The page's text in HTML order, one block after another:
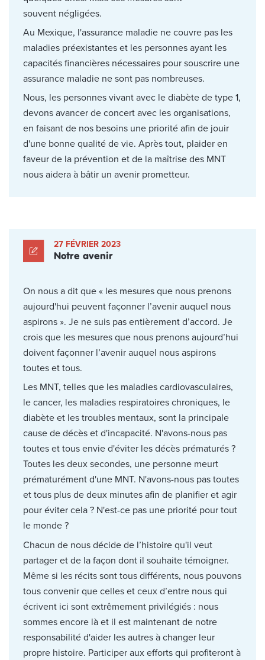
souvent négligées.
Au Mexique, l'assurance maladie ne couvre pas les
maladies préexistantes et les personnes ayant les
capacités financières nécessaires pour souscrire une
assurance maladie ne sont pas nombreuses.
Nous, les personnes vivant avec le diabète de type 1,
devons avancer de concert avec les organisations,
en faisant de nos besoins une priorité afin de jouir
d'une bonne qualité de vie. Après tout, plaider en
faveur de la prévention et de la maîtrise des MNT
nous aidera à bâtir un avenir prometteur.
27 FÉVRIER 2023
Notre avenir
On nous a dit que « les mesures que nous prenons
aujourd'hui peuvent façonner l’avenir auquel nous
aspirons ». Je ne suis pas entièrement d’accord. Je
crois que les mesures que nous prenons aujourd’hui
doivent façonner l’avenir auquel nous aspirons
toutes et tous.
Les MNT, telles que les maladies cardiovasculaires,
le cancer, les maladies respiratoires chroniques, le
diabète et les troubles mentaux, sont la principale
cause de décès et d'incapacité. N'avons-nous pas
toutes et tous envie d'éviter les décès prématurés ?
Toutes les deux secondes, une personne meurt
prématurément d'une MNT. N'avons-nous pas toutes
et tous plus de deux minutes afin de planifier et agir
pour éviter cela ? N'est-ce pas une priorité pour tout
le monde ?
Chacun de nous décide de l’histoire qu'il veut
partager et de la façon dont il souhaite témoigner.
Même si les récits sont tous différents, nous pouvons
tous convenir que celles et ceux d’entre nous qui
écrivent ici sont extrêmement privilégiés : nous
sommes encore là et il est maintenant de notre
responsabilité d'aider les autres à changer leur
propre histoire. Participer aux efforts qui profiteront à